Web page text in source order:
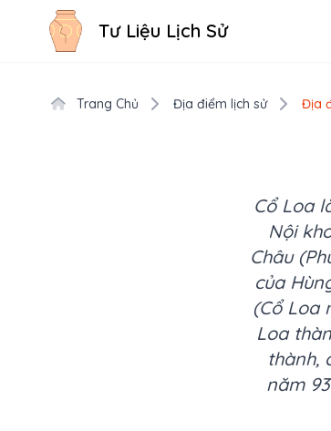
Tư Liệu Lịch Sử
Trang Chủ Địa điểm lịch sử Địa
Cổ Loa
Nội
Châu
của
(Cổ Loa
Loa
thành,
năm